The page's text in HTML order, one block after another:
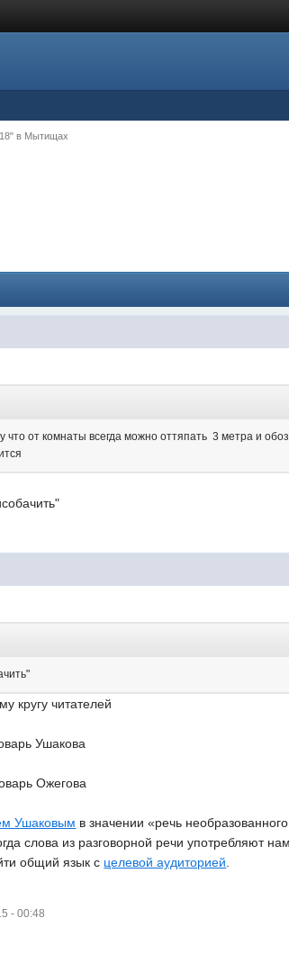
в Мытищах
от комнаты всегда можно оттяпать 3 метра и
кругу читателей
Ушакова
Ожегова
Ушаковым в значении «речь
слова из разговорной речи употребляют
общий язык с целевой аудиторией
- 00:48